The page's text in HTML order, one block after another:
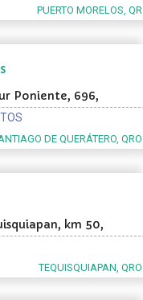
PUERTO MORELOS, QR
Poniente, 696,
DE QUERÁTERO, QRO
km 50,
TEQUISQUIAPAN, QRO